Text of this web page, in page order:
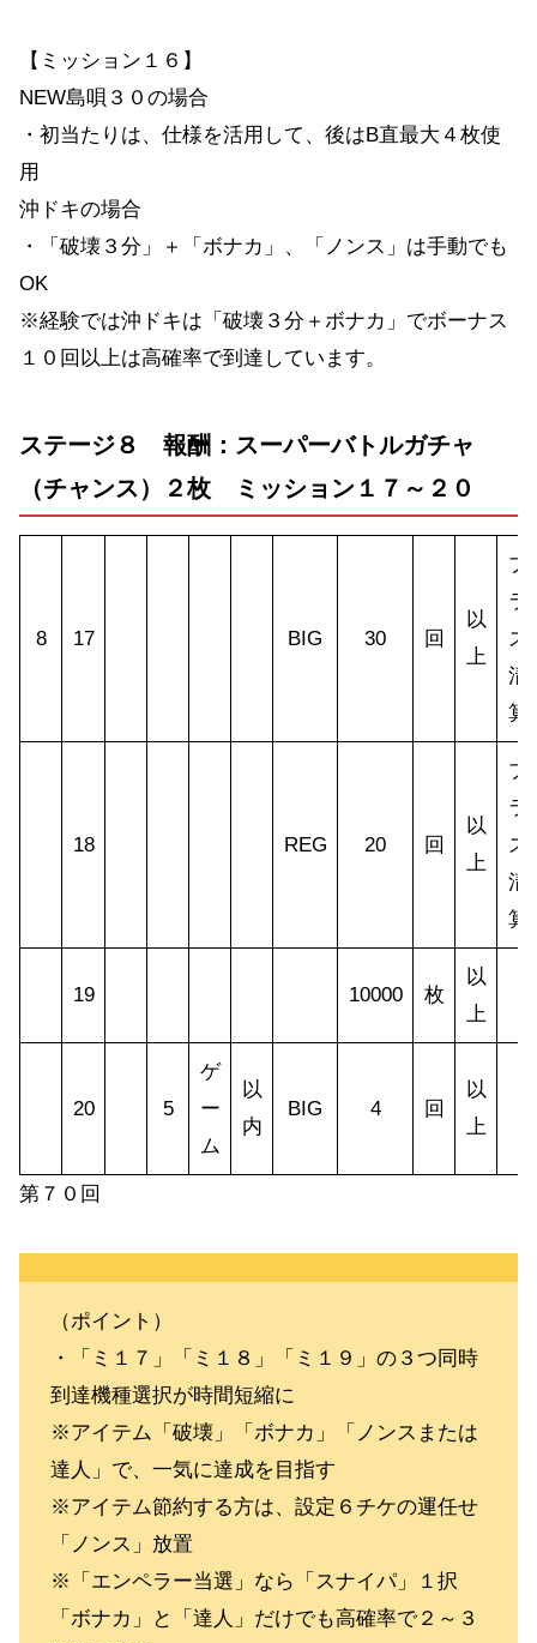
【ミッション１６】
NEW島唄３０の場合
・初当たりは、仕様を活用して、後はB直最大４枚使
用
沖ドキの場合
・「破壊３分」＋「ボナカ」、「ノンス」は手動でも
OK
※経験では沖ドキは「破壊３分＋ボナカ」でボーナス
１０回以上は高確率で到達しています。
ステージ８ 報酬：スーパーバトルガチャ
（チャンス）２枚 ミッション１７～２０
8 17 BIG 30 回
以
上
プ
ラ
ス
清
算
18 REG 20 回
以
上
プ
ラ
ス
清
算
19 10000 枚
以
上
20 5
ゲ
ー
ム
以
内
BIG 4 回
以
上
第７０回
（ポイント）
・「ミ１７」「ミ１８」「ミ１９」の３つ同時
到達機種選択が時間短縮に
※アイテム「破壊」「ボナカ」「ノンスまたは
達人」で、一気に達成を目指す
※アイテム節約する方は、設定６チケの運任せ
「ノンス」放置
※「エンペラー当選」なら「スナイパ」１択
「ボナカ」と「達人」だけでも高確率で２～３